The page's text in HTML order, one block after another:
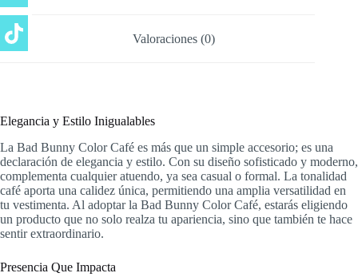
Valoraciones (0)
Elegancia y Estilo Inigualables
La Bad Bunny Color Café es más que un simple accesorio; es una
declaración de elegancia y estilo. Con su diseño sofisticado y moderno,
complementa cualquier atuendo, ya sea casual o formal. La tonalidad
café aporta una calidez única, permitiendo una amplia versatilidad en
tu vestimenta. Al adoptar la Bad Bunny Color Café, estarás eligiendo
un producto que no solo realza tu apariencia, sino que también te hace
sentir extraordinario.
Presencia Que Impacta